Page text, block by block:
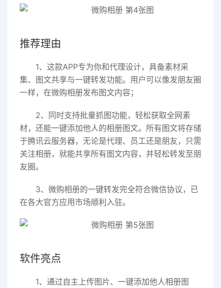
推荐理由
1、这款APP专为你和代理设计，具备素材采
集、图文共享与一键转发功能。用户可以像发朋友圈
一样，在微购相册发布图文内容；
2、同时支持批量抓图功能，轻松获取全网素
材，还能一键添加他人的相册图文。所有图文将存储
于腾讯云服务器，无论是代理、员工还是朋友，只需
关注相册，就能共享所有图文内容，并轻松转发至朋
友圈。
3、微购相册的一键转发完全符合微信协议，已
在各大官方应用市场顺利入驻。
软件亮点
1、通过自主上传图片、一键添加他人相册图